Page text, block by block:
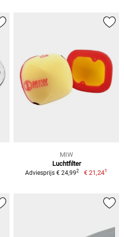
MIW
Luchtfilter
Adviesprijs € 24,992 € 21,241